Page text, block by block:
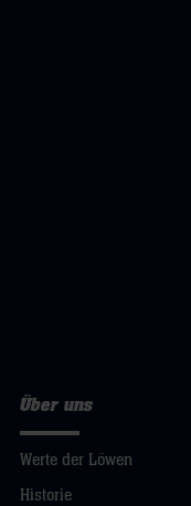
Über uns
Werte der Löwen
Historie